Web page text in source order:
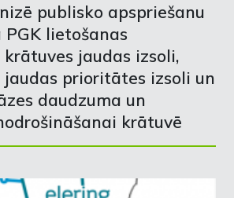
publisko apspriešanu
lietošanas
jaudas izsoli,
jaudas prioritātes izsoli un
daudzuma un
krātuvē